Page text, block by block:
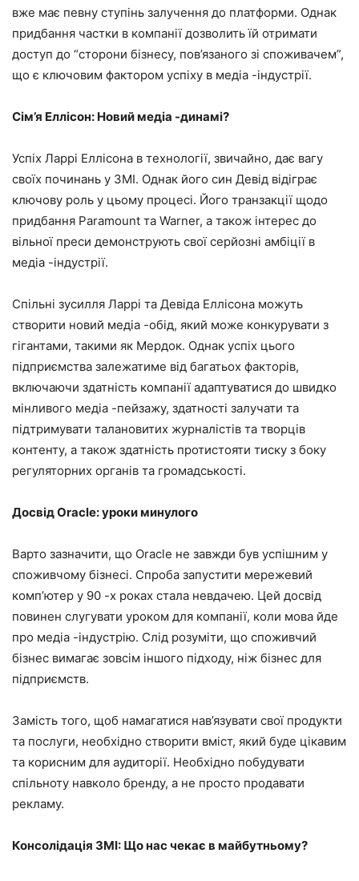
вже має певну ступінь залучення до платформи. Однак
придбання частки в компанії дозволить їй отримати
доступ до “сторони бізнесу, пов’язаного зі споживачем”,
що є ключовим фактором успіху в медіа -індустрії.
Сім’я Еллісон: Новий медіа -динамі?
Успіх Ларрі Еллісона в технології, звичайно, дає вагу
своїх починань у ЗМІ. Однак його син Девід відіграє
ключову роль у цьому процесі. Його транзакції щодо
придбання Paramount та Warner, а також інтерес до
вільної преси демонструють свої серйозні амбіції в
медіа -індустрії.
Спільні зусилля Ларрі та Девіда Еллісона можуть
створити новий медіа -обід, який може конкурувати з
гігантами, такими як Мердок. Однак успіх цього
підприємства залежатиме від багатьох факторів,
включаючи здатність компанії адаптуватися до швидко
мінливого медіа -пейзажу, здатності залучати та
підтримувати талановитих журналістів та творців
контенту, а також здатність протистояти тиску з боку
регуляторних органів та громадськості.
Досвід Oracle: уроки минулого
Варто зазначити, що Oracle не завжди був успішним у
споживчому бізнесі. Спроба запустити мережевий
комп’ютер у 90 -х роках стала невдачею. Цей досвід
повинен слугувати уроком для компанії, коли мова йде
про медіа -індустрію. Слід розуміти, що споживчий
бізнес вимагає зовсім іншого підходу, ніж бізнес для
підприємств.
Замість того, щоб намагатися нав’язувати свої продукти
та послуги, необхідно створити вміст, який буде цікавим
та корисним для аудиторії. Необхідно побудувати
спільноту навколо бренду, а не просто продавати
рекламу.
Консолідація ЗМІ: Що нас чекає в майбутньому?